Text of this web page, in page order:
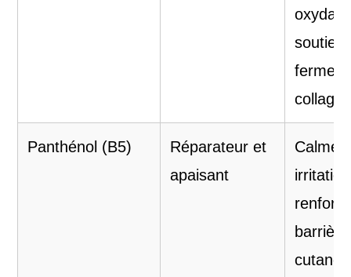
soutient
Panthénol (B5)
Réparateur et
apaisant
Calme
barrière
cutanée